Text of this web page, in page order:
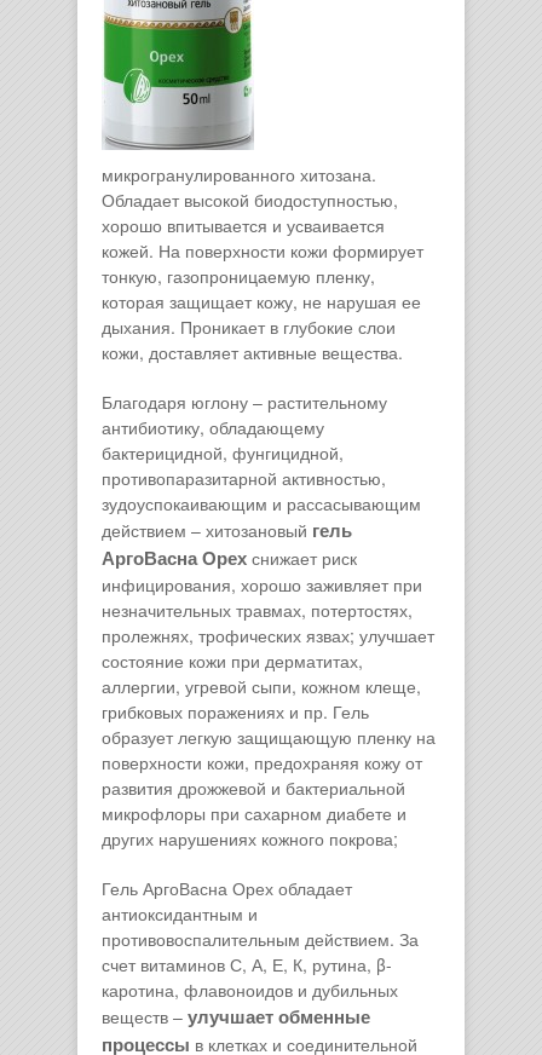
микрогранулированного хитозана.
Обладает высокой биодоступностью,
хорошо впитывается и усваивается
кожей. На поверхности кожи формирует
тонкую, газопроницаемую пленку,
которая защищает кожу, не нарушая ее
дыхания. Проникает в глубокие слои
кожи, доставляет активные вещества.
Благодаря юглону – растительному
антибиотику, обладающему
бактерицидной, фунгицидной,
противопаразитарной активностью,
зудоуспокаивающим и рассасывающим
действием – хитозановый гель
АргоВасна Орех снижает риск
инфицирования, хорошо заживляет при
незначительных травмах, потертостях,
пролежнях, трофических язвах; улучшает
состояние кожи при дерматитах,
аллергии, угревой сыпи, кожном клеще,
грибковых поражениях и пр. Гель
образует легкую защищающую пленку на
поверхности кожи, предохраняя кожу от
развития дрожжевой и бактериальной
микрофлоры при сахарном диабете и
других нарушениях кожного покрова;
Гель АргоВасна Орех обладает
антиоксидантным и
противовоспалительным действием. За
счет витаминов С, А, Е, К, рутина, β-
каротина, флавоноидов и дубильных
веществ – улучшает обменные
процессы в клетках и соединительной